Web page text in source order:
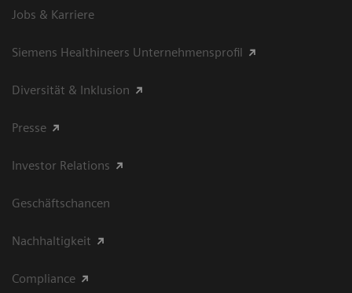
Jobs & Karriere
Siemens Healthineers Unternehmensprofil
Diversität & Inklusion
Presse
Investor Relations
Geschäftschancen
Nachhaltigkeit
Compliance